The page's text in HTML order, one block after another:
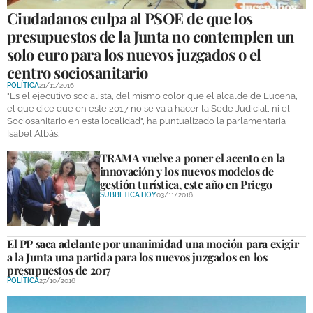
Ciudadanos culpa al PSOE de que los
presupuestos de la Junta no contemplen un
solo euro para los nuevos juzgados o el
centro sociosanitario
POLÍTICA21/11/2016
"Es el ejecutivo socialista, del mismo color que el alcalde de Lucena,
el que dice que en este 2017 no se va a hacer la Sede Judicial, ni el
Sociosanitario en esta localidad", ha puntualizado la parlamentaria
Isabel Albás.
TRAMA vuelve a poner el acento en la
innovación y los nuevos modelos de
gestión turística, este año en Priego
SUBBÉTICA HOY03/11/2016
El PP saca adelante por unanimidad una moción para exigir
a la Junta una partida para los nuevos juzgados en los
presupuestos de 2017
POLÍTICA27/10/2016